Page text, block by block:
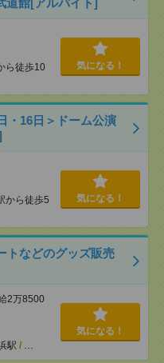
館[アルバイト]
ら徒歩10
気になる！
・16日＞ドーム公演
から徒歩5
気になる！
トなどのグッズ販売
2万8500
駅 / …
気になる！